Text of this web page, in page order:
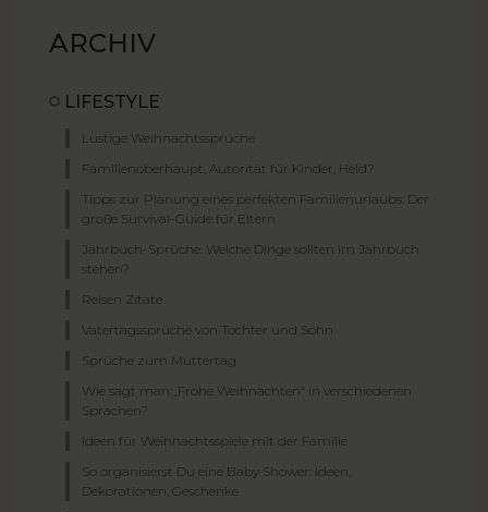
ARCHIV
LIFESTYLE
Lustige Weihnachtssprüche
Familienoberhaupt, Autorität für Kinder, Held?
Tipps zur Planung eines perfekten Familienurlaubs: Der
große Survival-Guide für Eltern
Jahrbuch-Sprüche: Welche Dinge sollten im Jahrbuch
stehen?
Reisen Zitate
Vatertagssprüche von Tochter und Sohn
Sprüche zum Muttertag
Wie sagt man „Frohe Weihnachten“ in verschiedenen
Sprachen?
Ideen für Weihnachtsspiele mit der Familie
So organisierst Du eine Baby Shower: Ideen,
Dekorationen, Geschenke